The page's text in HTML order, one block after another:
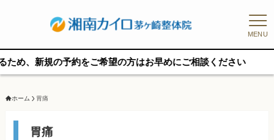
MENU
規の予約をご希望の方はお早めにご相談ください
ホーム 胃痛
胃痛